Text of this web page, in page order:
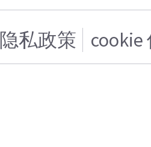
隐私政策 cookie